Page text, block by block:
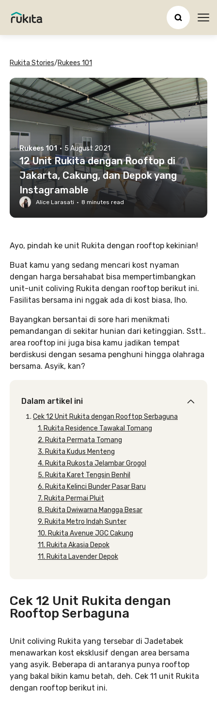
Rukita Stories/Rukees 101
Rukees 101 · 5 August 2021
12 Unit Rukita dengan Rooftop di
Jakarta, Cakung, dan Depok yang
Instagramable
Alice Larasati · 8 minutes read
Ayo, pindah ke unit Rukita dengan rooftop kekinian!
Buat kamu yang sedang mencari kost nyaman
dengan harga bersahabat bisa mempertimbangkan
unit-unit coliving Rukita dengan rooftop berikut ini.
Fasilitas bersama ini nggak ada di kost biasa, lho.
Bayangkan bersantai di sore hari menikmati
pemandangan di sekitar hunian dari ketinggian. Sstt..
area rooftop ini juga bisa kamu jadikan tempat
berdiskusi dengan sesama penghuni hingga olahraga
bersama. Asyik, kan?
Dalam artikel ini
Cek 12 Unit Rukita dengan Rooftop Serbaguna
1. Rukita Residence Tawakal Tomang
2. Rukita Permata Tomang
3. Rukita Kudus Menteng
4. Rukita Rukosta Jelambar Grogol
5. Rukita Karet Tengsin Benhil
6. Rukita Kelinci Bunder Pasar Baru
7. Rukita Permai Pluit
8. Rukita Dwiwarna Mangga Besar
9. Rukita Metro Indah Sunter
10. Rukita Avenue JGC Cakung
11. Rukita Akasia Depok
11. Rukita Lavender Depok
Cek 12 Unit Rukita dengan
Rooftop Serbaguna
Unit coliving Rukita yang tersebar di Jadetabek
menawarkan kost eksklusif dengan area bersama
yang asyik. Beberapa di antaranya punya rooftop
yang bakal bikin kamu betah, deh. Cek 11 unit Rukita
dengan rooftop berikut ini.